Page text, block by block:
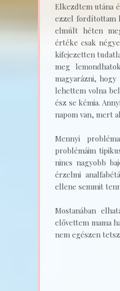
Elkezdtem utána
ezzel fordítottam
elmúlt héten
értéke csak
kifejezetten
meg
magyarázni,
lehettem volna
ész se kémia.
napom van, mert
Mennyi
problémáim
nincs nagyobb
érzelmi
ellene semmit
Mostanában
elővettem mama
nem egészen